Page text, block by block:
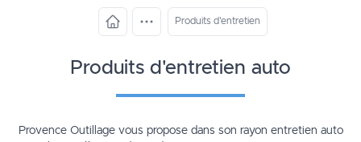
Produits d'entretien
produits d'entretien auto
Provence Outillage vous propose dans son rayon entretien auto